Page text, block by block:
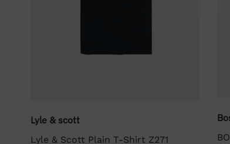
Lyle & scott
Lyle & Scott Plain T-Shirt Z271